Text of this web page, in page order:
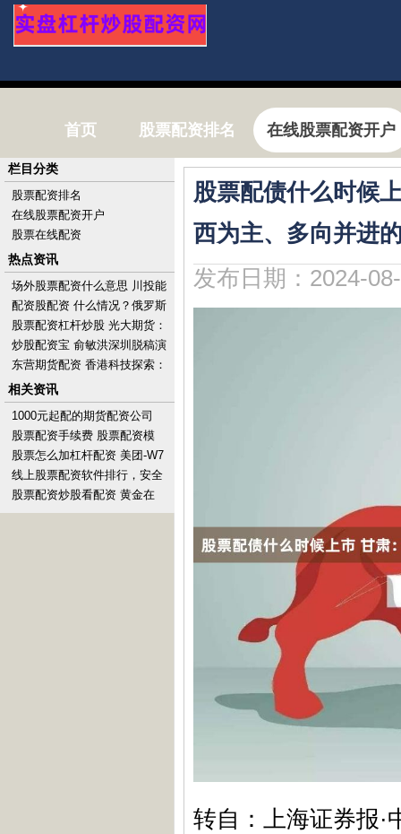
首页 股票配资排名 在线股票配资开户
股票配债什么时候
西为主、多向并进
发布日期：2024-
转自：上海证券报·
栏目分类
股票配资排名
在线股票配资开户
股票在线配资
热点资讯
场外股票配资什么意思 川投能
源(600674.SH)股东大地远通及
其一致
配资股配资 什么情况？俄罗斯
上月对欧洲的天然气供应量反
超美国
股票配资杠杆炒股 光大期货：
6月26日有色金属日报
炒股配资宝 俞敏洪深圳脱稿演
讲：充满活力的城市应是热带
雨林
东营期货配资 香港科技探索：
要约完成及完成注销已回购股
份1亿股
相关资讯
1000元起配的期货配资公司
AMD财报好在哪？数据中心芯
片翻倍，AI芯
股票配资手续费 股票配资模
式：撬动财富杠杆，实现投资
梦想
股票怎么加杠杆配资 美团-W7
月16日斥资5亿港元回购424.8
万股股份
线上股票配资软件排行，安全
低息平台推荐
股票配资炒股看配资 黄金在
2645美元徘徊，今晚初请失业